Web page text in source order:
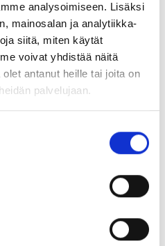
analysoimiseen. Lisäksi
mainosalan ja analytiikka-
siitä, miten käytät
voivat yhdistää näitä
antanut heille tai joita on
palvelujaan.
vähintään 20 työntekijää
päättämistilanteet
tilanteissa ota yhteyttä